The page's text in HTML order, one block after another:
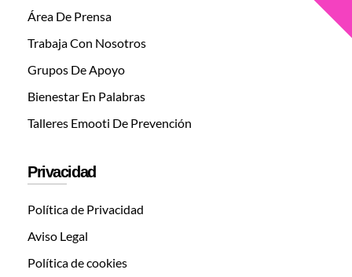
Área De Prensa
Trabaja Con Nosotros
Grupos De Apoyo
Bienestar En Palabras
Talleres Emooti De Prevención
Privacidad
Política de Privacidad
Aviso Legal
Política de cookies